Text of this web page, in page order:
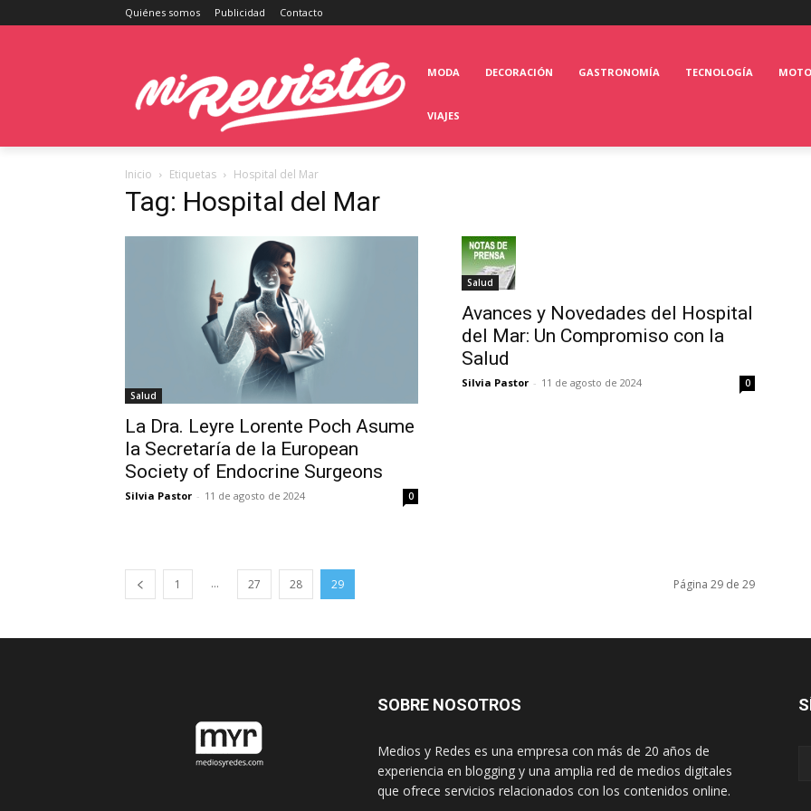
Quiénes somos Publicidad Contacto
MODA DECORACIÓN GASTRONOMÍA TECNOLOGÍA
VIAJES
Inicio Etiquetas Hospital del Mar
Tag: Hospital del Mar
Salud
La Dra. Leyre Lorente Poch Asume
la Secretaría de la European
Society of Endocrine Surgeons
Silvia Pastor - 11 de agosto de 2024 0
Salud
Avances y Novedades del Hospital
del Mar: Un Compromiso con la
Salud
Silvia Pastor - 11 de agosto de 2024 0
1 ... 27 28 29 Página 29 de 29
SOBRE NOSOTROS
Medios y Redes es una empresa con más de 20 años de
experiencia en blogging y una amplia red de medios digitales
que ofrece servicios relacionados con los contenidos online.